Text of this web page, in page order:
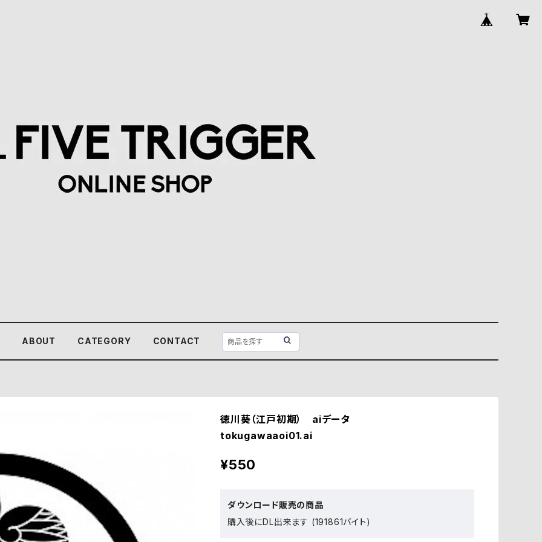
ABOUT CATEGORY CONTACT
徳川葵（江戸初期） aiデータ
tokugawaaoi01.ai
¥550
ダウンロード販売の商品
購入後にDL出来ます (191861バイト)